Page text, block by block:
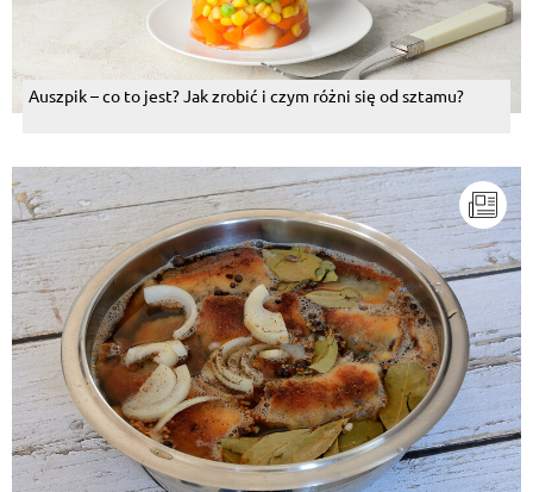
Auszpik – co to jest? Jak zrobić i czym różni się od sztamu?